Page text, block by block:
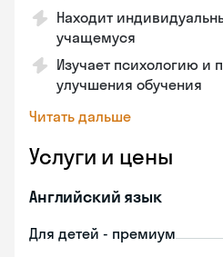
Находит
учащемуся
Изучает психологию и
улучшения обучения
Читать дальше
Услуги и цены
Английский язык
Для детей - премиум